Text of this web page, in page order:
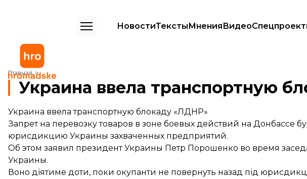
НовостиТекстыМненияВидео
Главная
Украина ввела транспортную блокаду «ЛДНР»
Украина ввела транспортную
Украина ввела транспортную блокаду «ЛДНР»
Запрет на перевозку товаров в зоне боевых действий на Донбассе
юрисдикцию Украины захваченных предприятий.
Об этом заявил президент Украины Петр Порошенко во время
Украины.
Воно діятиме доти, поки окупанти не повернуть назад під